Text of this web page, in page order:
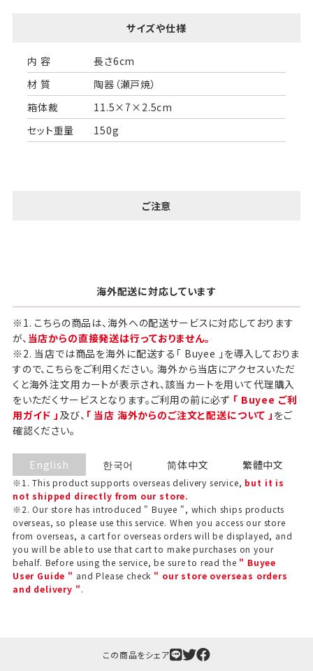
当店でギフト対応の商品をご購入いただきますと、熨
サイズや仕様
内 容
長さ6cm
材 質
陶器（瀬戸焼）
箱体裁
11.5×7×2.5cm
セット重量
150g
ご注意
海外配送に対応しています
※1. こちらの商品は、海外への配送サービスに対応しております
が、 当店からの直接発送は行っておりません。
※2. 当店では商品を海外に配送する「 Buyee 」を導入しておりま
すので、こちらをご利用ください。 海外から当店にアクセスいただ
くと海外注文用カートが表示され、該当カートを用いて代理購入
をいただくサービスとなります。ご利用の前に必ず 「 Buyee ご利
用ガイド 」 及び、 「 当店 海外からのご注文と配送について 」 をご
確認ください。
English
※1. This product supports overseas delivery service, but it is
not shipped directly from our store.
※2. Our store has introduced " Buyee ", which ships products
overseas, so please use this service. When you access our store
from overseas, a cart for overseas orders will be displayed, and
you will be able to use that cart to make purchases on your
behalf. Before using the service, be sure to read the " Buyee
User Guide " and Please check " our store overseas orders
and delivery ".
한국어 简体中文 繁體中文
この商品をシェア